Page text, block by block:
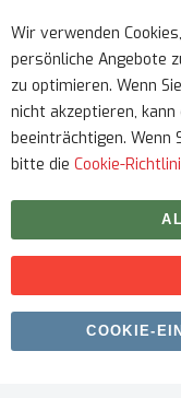
Service
Urheberrecht ©
Wir verwenden
persönliche Angebote
zu optimieren. Wenn
nicht akzeptieren,
beeinträchtigen. Wenn
bitte die Cookie-
COOKIE-